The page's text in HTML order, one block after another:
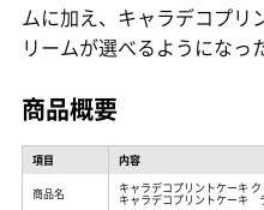
ムに加え、キャラデコプリ
リームが選べるようになっ
商品概要
項目 内容
商品名 キャラデコプリントケーキ
キャラデコプリントケーキ